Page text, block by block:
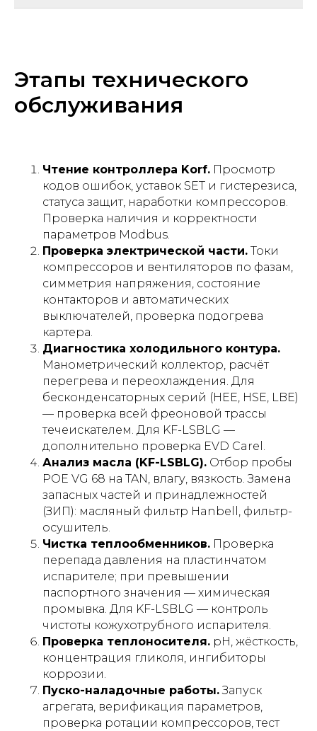
Этапы технического
обслуживания
Чтение контроллера Korf. Просмотр
кодов ошибок, уставок SET и гистерезиса,
статуса защит, наработки компрессоров.
Проверка наличия и корректности
параметров Modbus.
Проверка электрической части. Токи
компрессоров и вентиляторов по фазам,
симметрия напряжения, состояние
контакторов и автоматических
выключателей, проверка подогрева
картера.
Диагностика холодильного контура.
Манометрический коллектор, расчёт
перегрева и переохлаждения. Для
бесконденсаторных серий (HEE, HSE, LBE)
— проверка всей фреоновой трассы
течеискателем. Для KF-LSBLG —
дополнительно проверка EVD Carel.
Анализ масла (KF-LSBLG). Отбор пробы
POE VG 68 на TAN, влагу, вязкость. Замена
запасных частей и принадлежностей
(ЗИП): масляный фильтр Hanbell, фильтр-
осушитель.
Чистка теплообменников. Проверка
перепада давления на пластинчатом
испарителе; при превышении
паспортного значения — химическая
промывка. Для KF-LSBLG — контроль
чистоты кожухотрубного испарителя.
Проверка теплоносителя. pH, жёсткость,
концентрация гликоля, ингибиторы
коррозии.
Пуско-наладочные работы.Запуск
агрегата, верификация параметров,
проверка ротации компрессоров, тест